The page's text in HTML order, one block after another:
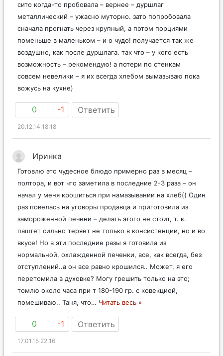
сито когда-то пробовала – вернее – дуршлаг
металлический – ужасно муторно. зато попробовала
сначала прогнать через крупный, а потом порциями
поменьше в маленьком – и о чудо! получается так же
воздушно, как после дуршлага. так что – у кого есть
возможность – рекомендую! а потери по стенкам
совсем невелики – я их всегда хлебом вымазываю пока
вожусь на кухне)
0 -1 Ответить
20.12.14 18:18
Иринка
Готовлю это чудесное блюдо примерно раз в месяц –
полтора, и вот что заметила в последние 2-3 раза – он
начал у меня крошиться при намазывании на хлеб(( Один
раз повелась на уговоры продавца и приготовила из
замороженной печени – делать этого не стоит, т. к.
паштет сильно теряет не только в консистенции, но и во
вкусе! Но в эти последние разы я готовила из
нормальной, охлажденной печенки, все, как всегда, без
отступлений..а он все равно крошился.. Может, я его
перетомила в духовке? Могу грешить только на это;
томлю около часа при т 180-190 гр. с ковекцией,
помешиваю.. Таня, что… Читать весь »
0 -1 Ответить
17.01.15 22:16